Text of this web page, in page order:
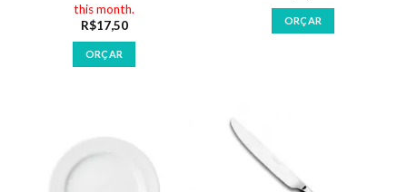
this month.
R$17,50
ORÇAR
ORÇAR